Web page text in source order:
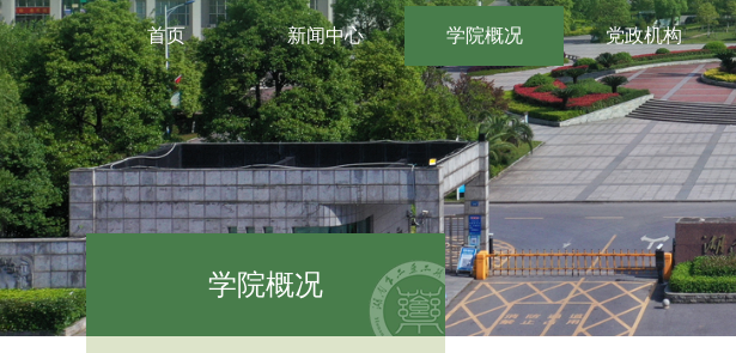
首页 新闻中心 学院概况 党政机构
学院概况